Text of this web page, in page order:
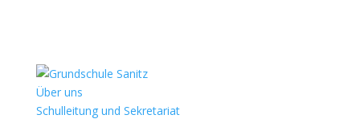
Über uns
Schulleitung und Sekretariat